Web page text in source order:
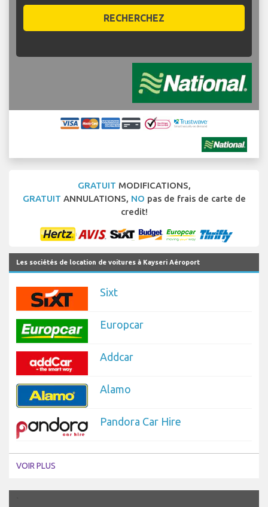
RECHERCHEZ
GRATUIT MODIFICATIONS,
GRATUIT ANNULATIONS, NO pas de frais de carte de
credit!
Les sociétés de location de voitures à Kayseri Aéroport
Sixt
Europcar
Addcar
Alamo
Pandora Car Hire
VOIR PLUS